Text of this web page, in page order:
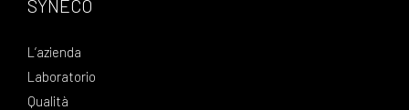
SYNECO
L’azienda
Laboratorio
Qualità